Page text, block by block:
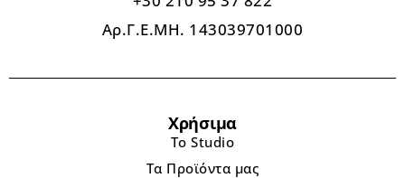
Αρ.Γ.Ε.ΜΗ. 143039701000
Χρήσιμα
Το Studio
Τα Προϊόντα μας